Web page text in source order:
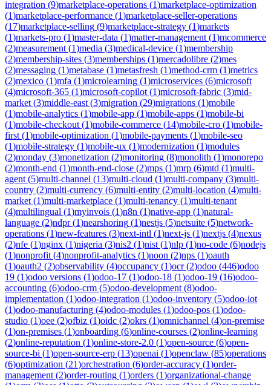
integration (9)marketplace-operations (1)marketplace-optimization
(1)marketplace-performance (1)marketplace-seller-operations
(17)marketplace-selling (9)marketplace-strategy (1)markets
(1)markets-pro (1)master-data (1)matter-management (1)mcommerce
(2)measurement (1)media (3)medical-device (1)membership
(2)membership-sites (3)memberships (1)mercadolibre (2)mes
(2)messaging (1)metabase (1)metasfresh (1)method-crm (1)metrics
(2)mexico (1)mfa (1)microlearning (1)microservices (6)microsoft
(4)microsoft-365 (1)microsoft-copilot (1)microsoft-fabric (3)mid-
market (3)middle-east (3)migration (29)migrations (1)mobile
(1)mobile-analytics (1)mobile-app (1)mobile-apps (1)mobile-bi
(1)mobile-checkout (1)mobile-commerce (14)mobile-cro (1)mobile-
first (1)mobile-optimization (1)mobile-payments (1)mobile-seo
(1)mobile-strategy (1)mobile-ux (1)modernization (1)modules
(2)monday (3)monetization (2)monitoring (8)monolith (1)monorepo
(2)month-end (1)month-end-close (2)mps (1)mrp (6)mtd (1)multi-
agent (5)multi-channel (13)multi-cloud (1)multi-company (3)multi-
country (2)multi-currency (6)multi-entity (2)multi-location (4)multi-
market (1)multi-marketplace (1)multi-tenancy (1)multi-tenant
(4)multilingual (1)myinvois (1)n8n (1)native-app (1)natural-
language (2)ndpr(1)nearshoring (1)nestjs (5)netsuite (5)network-
operations (1)new-features (3)next-intl (1)next-js (1)nextjs (4)nexus
(2)nfe (1)nginx (1)nigeria (3)nis2 (1)nist (1)nlp (1)no-code (6)nodejs
(1)nonprofit (4)nonprofit-analytics (1)noon (2)nps (1)oauth
(1)oauth2 (2)observability (4)occupancy (1)ocr(2)odoo (446)odoo
19 (1)odoo versions (1)odoo-17 (1)odoo-18 (1)odoo-19 (16)odoo-
accounting (6)odoo-crm (5)odoo-development (8)odoo-
implementation (1)odoo-integration (1)odoo-inventory (5)odoo-iot
(1)odoo-manufacturing (4)odoo-modules (1)odoo-pos (1)odoo-
studio (1)oee (2)ofbiz (1)oidc (2)okrs (1)omnichannel (4)on-premise
(1)on-premises (1)onboarding (6)online-courses (2)online-learning
(2)online-reputation (1)online-store-2.0 (1)open-source (6)open-
source-bi (1)open-source-erp (13)openai (1)openclaw (85)operations
(6)optimization (21)orchestration (6)order-accuracy (1)order-
management (2)order-routing (1)orders (1)organizational-change